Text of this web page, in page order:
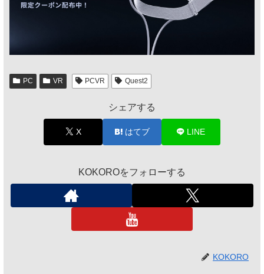
PC VR PCVR Quest2
シェアする
X はてブ LINE
KOKOROをフォローする
KOKORO